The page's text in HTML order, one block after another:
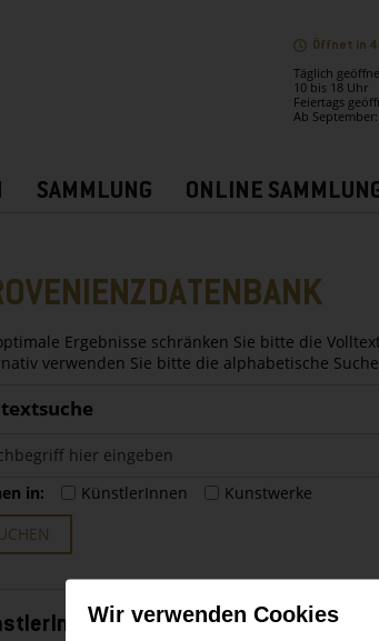
Wir verwenden Cookies
Öffnet in
Täglich
10 bis 18 Uhr
Feiertags
Ab
SAMMLUNG ONLINE
Ergebnisse schränken Sie bitte die
verwenden Sie bitte die alphabetische
in: KünstlerInnen
Kunstwerke
alphabetisch